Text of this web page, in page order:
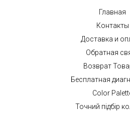
Главная
Контакты
Доставка и
Обратная
Возврат
Бесплатная
Color
Точний підбір